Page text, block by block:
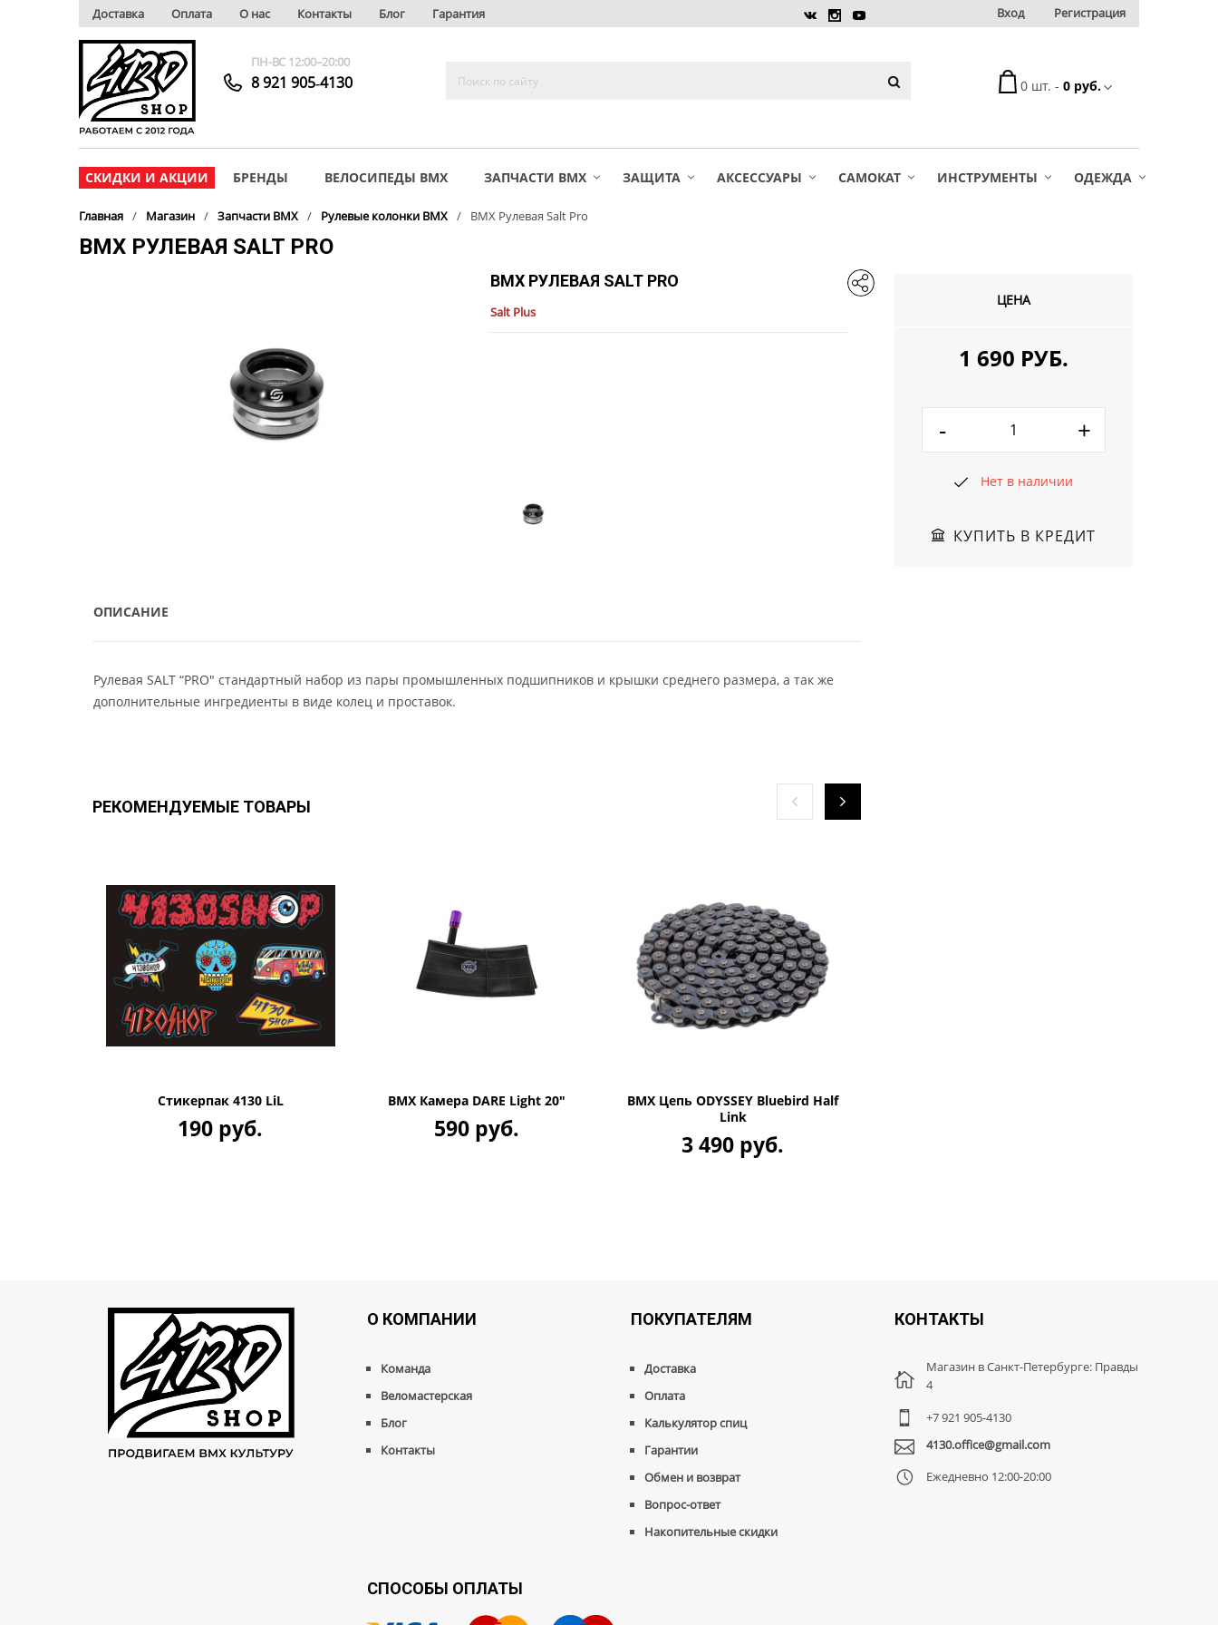
Доставка Оплата О нас Контакты Блог Гарантия Вход Регистрация
8 921 905‑4130
ПН-ВС 12:00–20:00
0 шт. - 0 руб.
СКИДКИ И АКЦИИ БРЕНДЫ ВЕЛОСИПЕДЫ BMX ЗАПЧАСТИ BMX ЗАЩИТА АКСЕССУАРЫ САМОКАТ ИНСТРУМЕНТЫ ОДЕЖДА
Главная Магазин Запчасти BMX Рулевые колонки BMX BMX Рулевая Salt Pro
BMX РУЛЕВАЯ SALT PRO
BMX РУЛЕВАЯ SALT PRO
Salt Plus
ЦЕНА
1 690 РУБ.
- +
Нет в наличии
КУПИТЬ В КРЕДИТ
ОПИСАНИЕ
Рулевая SALT “PRO" стандартный набор из пары промышленных подшипников и крышки среднего размера, а так же
дополнительные ингредиенты в виде колец и проставок.
РЕКОМЕНДУЕМЫЕ ТОВАРЫ
Стикерпак 4130 LiL
190 руб.
BMX Камера DARE Light 20"
590 руб.
BMX Цепь ODYSSEY Bluebird Half
Link
3 490 руб.
О КОМПАНИИ
Команда
Веломастерская
Блог
Контакты
ПОКУПАТЕЛЯМ
Доставка
Оплата
Калькулятор спиц
Гарантии
Обмен и возврат
Вопрос-ответ
Накопительные скидки
СПОСОБЫ ОПЛАТЫ
КОНТАКТЫ
Магазин в Санкт-Петербурге: Правды
4
+7 921 905-4130
4130.office@gmail.com
Ежедневно 12:00-20:00